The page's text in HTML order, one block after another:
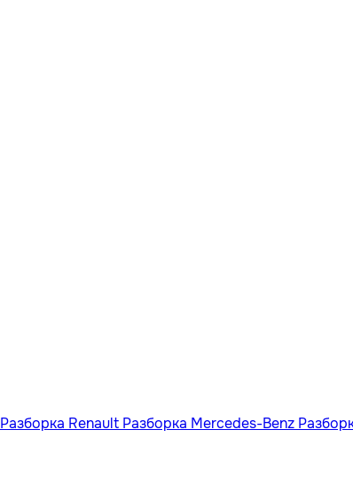
Разборка Renault Разборка Mercedes-Benz